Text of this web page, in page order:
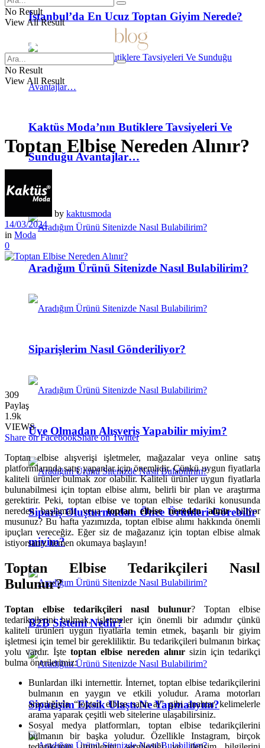
İstanbul’da En Ucuz Toptan Giyim Nerede?
Kaktüs Moda’nın Butiklere Tavsiyeleri Ve
Sunduğu Avantajlar…
SSS
Aradığım Ürünü Sitenizde Nasıl Bulabilirim?
Siparişlerim Nasıl Gönderiliyor?
Üye Olmadan Alışveriş Yapabilir miyim?
Sipariş Oluşturmadan Önce Ürünleri Görebilir
miyim?
B2B Sistemi Nedir?
Siparişim Eksik Ulaştı.Ne Yapmalıyım?
No Result
View All Result
No Result
View All Result
Toptan Elbise Nereden Alınır?
by kaktusmoda
14/03/2024
in Moda
0
309
Paylaş
1.9k
VIEWS
Share on FacebookShare on Twitter
Toptan elbise alışverişi işletmeler, mağazalar veya online satış
platformlarında satış yapanlar için önemlidir. Çünkü uygun fiyatlarla
kaliteli ürünler bulmak zor olabilir. Kaliteli ürünler uygun fiyatlarla
bulunabilmesi için toptan elbise alımı, belirli bir plan ve araştırma
gerektirir. Peki, toptan elbise ve toptan elbise tedariki konusunda
nereden başlamalı veyatoptan elbise nereden alınırbiliyor
musunuz? Bu hafta yazımızda, toptan elbise alımı hakkında önemli
ipuçları vereceğiz. Eğer siz de mağazanız için toptan elbise almak
istiyorsanız hemen okumaya başlayın!
Toptan Elbise Tedarikçileri Nasıl
Bulunur?
Toptan elbise tedarikçileri nasıl bulunur? Toptan elbise
tedarikçilerini bulmak, işletmeler için önemli bir adımdır çünkü
kaliteli ürünleri uygun fiyatlarla temin etmek, başarılı bir giyim
işletmesi için temel bir gerekliliktir. Bu tedarikçileri bulmanın birkaç
yolu vardır. İştetoptan elbise nereden alınırsizin için tedarikçi
bulma önerilerimiz:
Bunlardan ilki internettir. İnternet, toptan elbise tedarikçilerini
bulmanın en yaygın ve etkili yoludur. Arama motorları
aracılığıyla “toptan elbise satın al” gibi anahtar kelimelerle
arama yaparak çeşitli web sitelerine ulaşabilirsiniz.
Sosyal medya platformları, toptan elbise tedarikçilerini
bulmanın bir başka yoludur. Özellikle Instagram, birçok